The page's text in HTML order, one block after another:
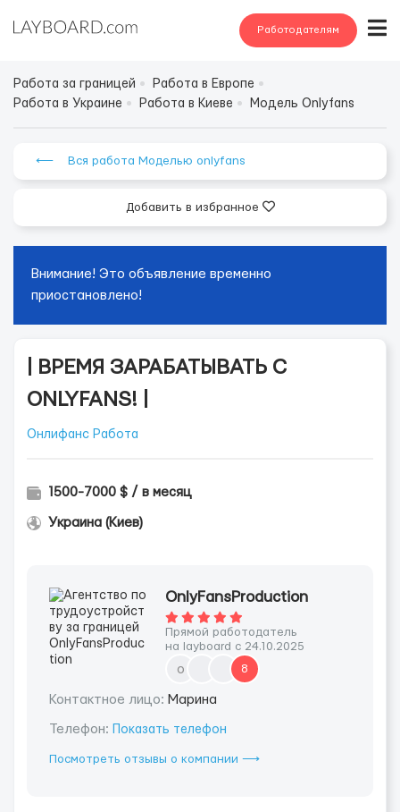
Работодателям
Работа за границей
Работа в Европе
Работа в Украине
Работа в Киеве Модель Onlyfans
⟵ Вся работа Моделью onlyfans
Добавить в избранное
Внимание! Это объявление временно
приостановлено!
| ВРЕМЯ ЗАРАБАТЫВАТЬ С
ONLYFANS! |
Онлифанс Работа
1500-7000 $ / в месяц
Украина (Киев)
OnlyFansProduction
Прямой работодатель
на layboard с 24.10.2025
o 8
Контактное лицо: Марина
Телефон: Показать телефон
Посмотреть отзывы о компании ⟶